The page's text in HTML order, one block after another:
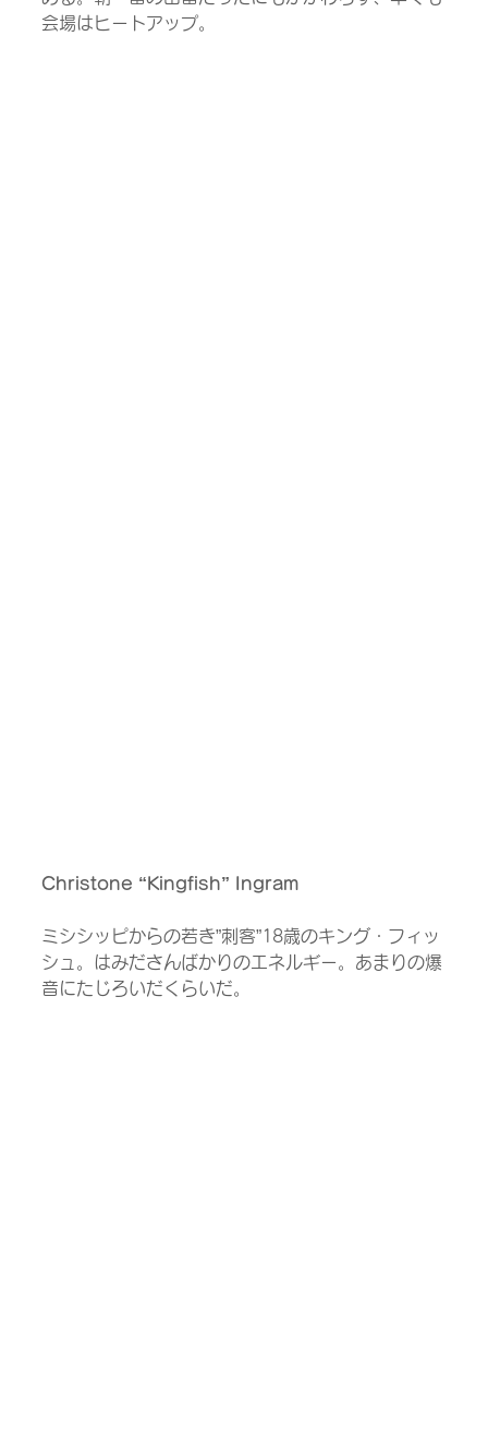
会場はヒートアップ。
Christone “Kingfish” Ingram
ミシシッピからの若き”刺客”18歳のキング・フィッ
シュ。はみださんばかりのエネルギー。あまりの爆
音にたじろいだくらいだ。